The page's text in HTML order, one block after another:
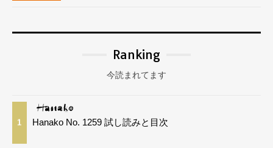
Ranking
今読まれてます
1 Hanako No. 1259 試し読みと目次